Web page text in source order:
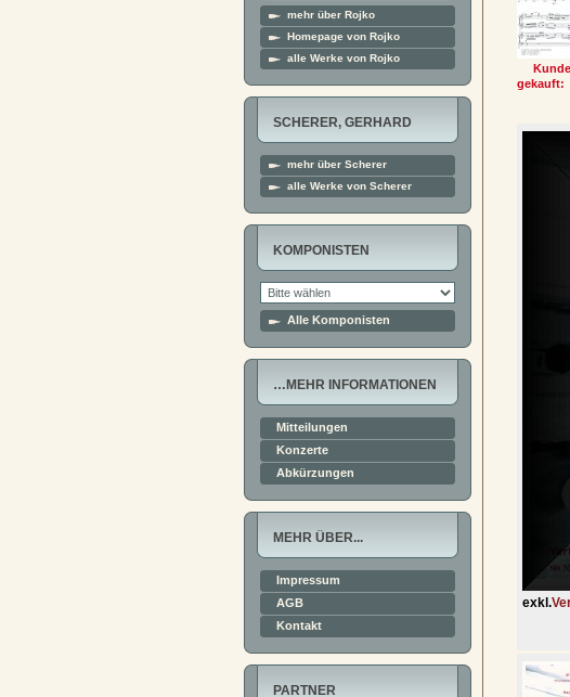
mehr über Rojko
Homepage von Rojko
alle Werke von Rojko
SCHERER, GERHARD
mehr über Scherer
alle Werke von Scherer
KOMPONISTEN
Alle Komponisten
…MEHR INFORMATIONEN
Mitteilungen
Konzerte
Abkürzungen
MEHR ÜBER...
Impressum
AGB
Kontakt
PARTNER
gekauft:
exkl.